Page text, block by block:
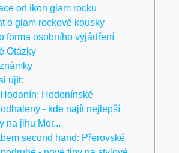
od ikon glam rocku
o glam rockové kousky
forma osobního vyjádření
Otázky
ujít:
Hodonínské
- kde najít nejlepší
na jihu Mor...
second hand: Přerovské